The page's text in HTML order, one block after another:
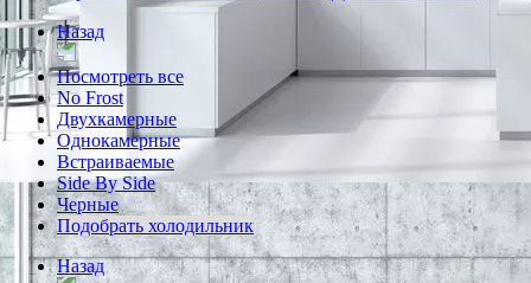
Назад
Посмотреть все
No Frost
Двухкамерные
Однокамерные
Встраиваемые
Side By Side
Черные
Подобрать холодильник
Назад